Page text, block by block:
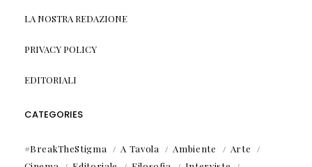
LA NOSTRA REDAZIONE
PRIVACY POLICY
EDITORIALI
CATEGORIES
#BreakTheStigma A Tavola Ambiente
Arte